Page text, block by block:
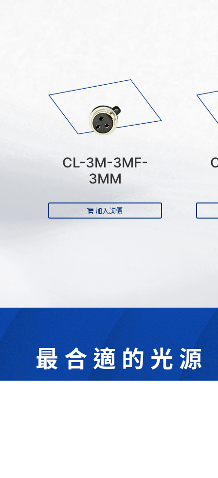
CL-3M-3MF-
3MM
加入詢價
最合適的光源